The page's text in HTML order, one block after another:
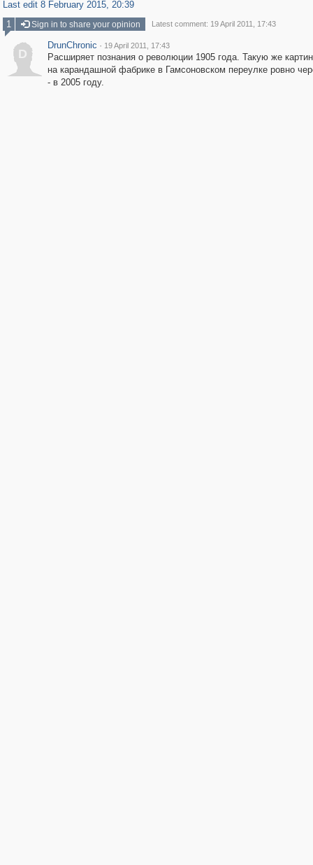
Last edit 8 February 2015, 20:39
1
Sign in to share your opinion Latest comment: 19 April 2011, 17:43
D
DrunChronic · 19 April 2011, 17:43
Расширяет познания о революции 1905 года. Такую же
на карандашной фабрике в Гамсоновском переулке ровно
- в 2005 году.